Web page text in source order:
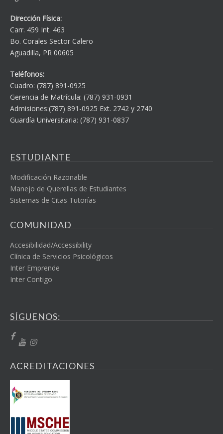
Dirección Física:
Carr. 459 Int. 463
Bo. Corales Sector Calero
Aguadilla, PR 00605
Teléfonos:
Cuadro: (787) 891-0925
Gerencia de Matrícula: (787) 931-0931
Admisiones:(787) 891-0925 Ext. 2742 y 2740
Guardía Universitaria: (787) 931-0837
ESTUDIANTE
Modificación Razonable
Manejo de Querellas de Estudiantes
Sistemas de Citas Tutorías
COMUNIDAD
Accesibilidad/Accessibility
Clínica de Servicios Psicológicos
Inter Emprende
Inter Contigo
SÍGUENOS:
ACREDITACIONES